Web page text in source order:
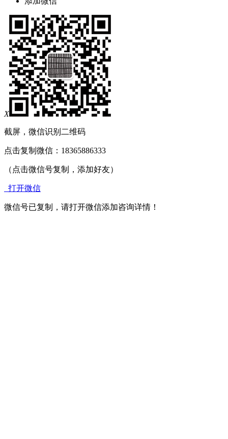
X
截屏，微信识别二维码
点击复制微信：18365886333
（点击微信号复制，添加好友）
打开微信
微信号已复制，请打开微信添加咨询详情！